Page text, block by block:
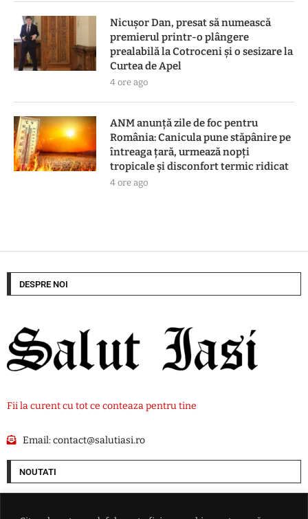
Nicușor Dan, presat să numească
premierul printr-o plângere
prealabilă la Cotroceni și o sesizare la
Curtea de Apel
4 ore ago
ANM anunță zile de foc pentru
România: Canicula pune stăpânire pe
întreaga țară, urmează nopți
tropicale și disconfort termic ridicat
4 ore ago
DESPRE NOI
Fii la curent cu tot ce conteaza pentru tine
Email:contact@salutiasi.ro
NOUTATI